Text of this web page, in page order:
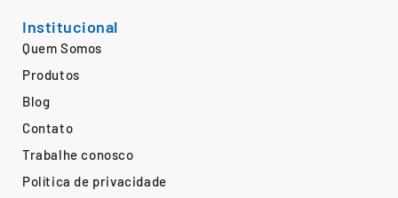
Institucional
Quem Somos
Produtos
Blog
Contato
Trabalhe conosco
Política de privacidade